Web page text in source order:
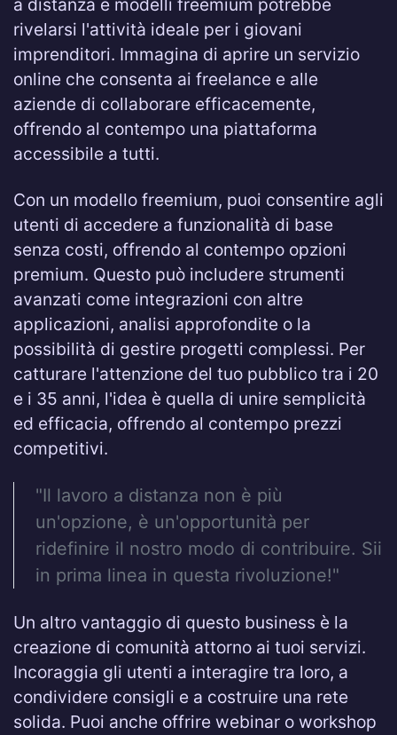
a distanza e modelli freemium potrebbe
rivelarsi l'attività ideale per i giovani
imprenditori. Immagina di aprire un servizio
online che consenta ai freelance e alle
aziende di collaborare efficacemente,
offrendo al contempo una piattaforma
accessibile a tutti.
Con un modello freemium, puoi consentire agli
utenti di accedere a funzionalità di base
senza costi, offrendo al contempo opzioni
premium. Questo può includere strumenti
avanzati come integrazioni con altre
applicazioni, analisi approfondite o la
possibilità di gestire progetti complessi. Per
catturare l'attenzione del tuo pubblico tra i 20
e i 35 anni, l'idea è quella di unire semplicità
ed efficacia, offrendo al contempo prezzi
competitivi.
"Il lavoro a distanza non è più
un'opzione, è un'opportunità per
ridefinire il nostro modo di contribuire. Sii
in prima linea in questa rivoluzione!"
Un altro vantaggio di questo business è la
creazione di comunità attorno ai tuoi servizi.
Incoraggia gli utenti a interagire tra loro, a
condividere consigli e a costruire una rete
solida. Puoi anche offrire webinar o workshop